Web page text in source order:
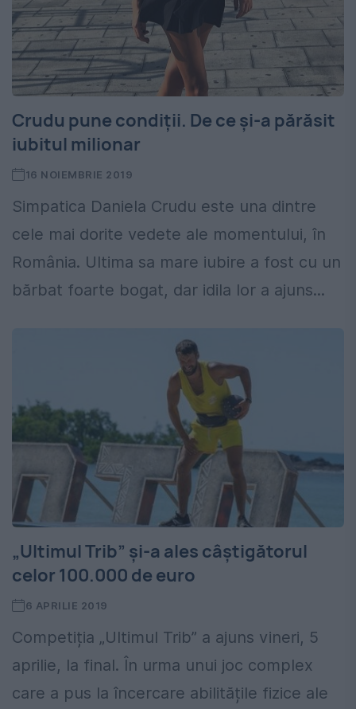
Crudu pune condiții. De ce și-a părăsit
iubitul milionar
16 NOIEMBRIE 2019
Simpatica Daniela Crudu este una dintre
cele mai dorite vedete ale momentului, în
România. Ultima sa mare iubire a fost cu un
bărbat foarte bogat, dar idila lor a ajuns...
„Ultimul Trib” și-a ales câștigătorul
celor 100.000 de euro
6 APRILIE 2019
Competiția „Ultimul Trib” a ajuns vineri, 5
aprilie, la final. În urma unui joc complex
care a pus la încercare abilitățile fizice ale